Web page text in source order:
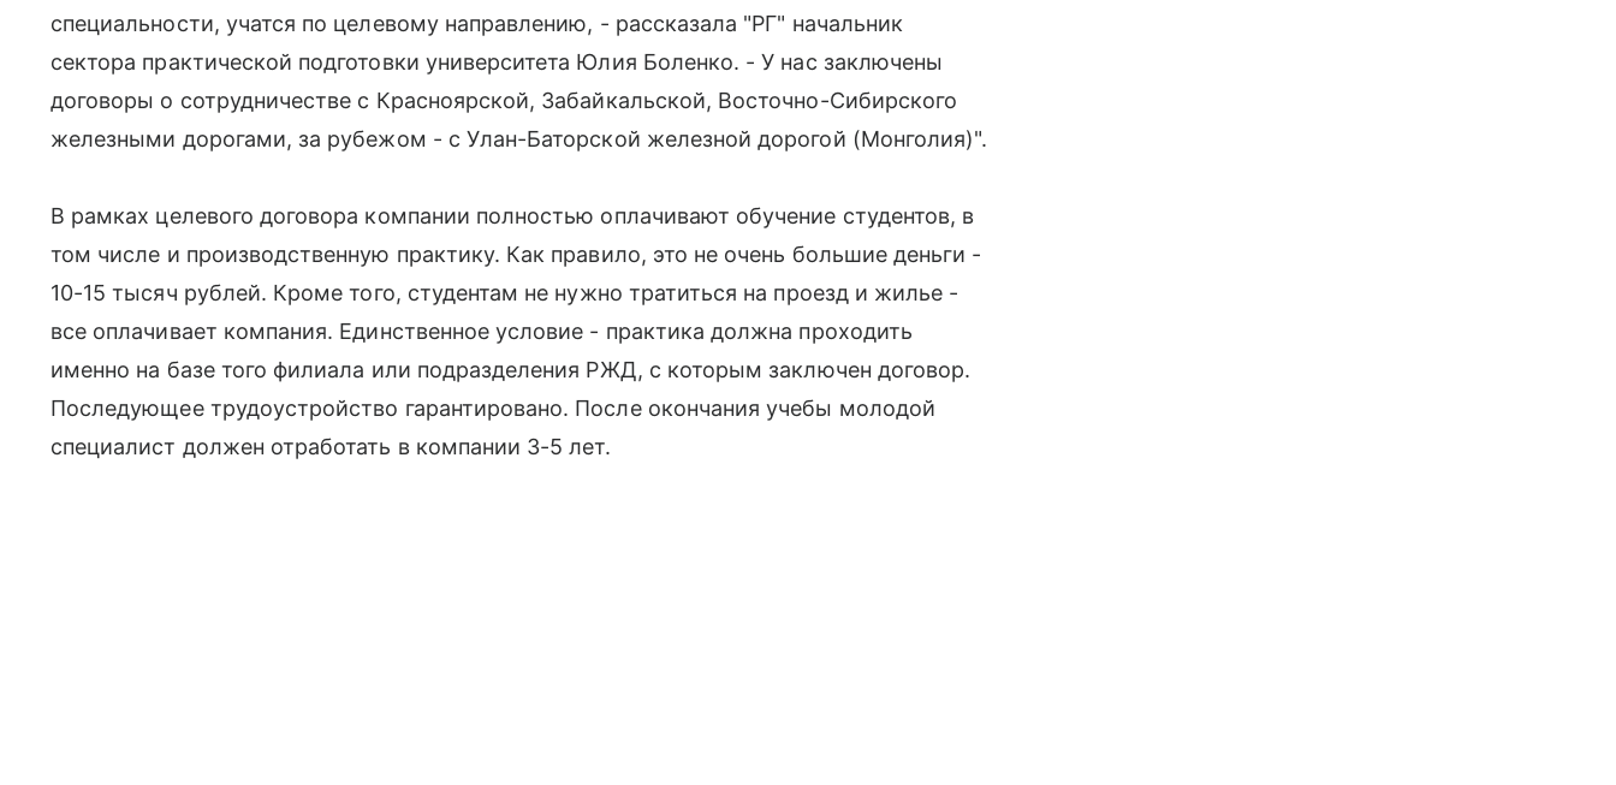
специальности, учатся по целевому направлению, - рассказала "РГ" начальник
сектора практической подготовки университета Юлия Боленко. - У нас заключены
договоры о сотрудничестве с Красноярской, Забайкальской, Восточно-Сибирского
железными дорогами, за рубежом - с Улан-Баторской железной дорогой (Монголия)".
В рамках целевого договора компании полностью оплачивают обучение студентов, в
том числе и производственную практику. Как правило, это не очень большие деньги -
10-15 тысяч рублей. Кроме того, студентам не нужно тратиться на проезд и жилье -
все оплачивает компания. Единственное условие - практика должна проходить
именно на базе того филиала или подразделения РЖД, с которым заключен договор.
Последующее трудоустройство гарантировано. После окончания учебы молодой
специалист должен отработать в компании 3-5 лет.